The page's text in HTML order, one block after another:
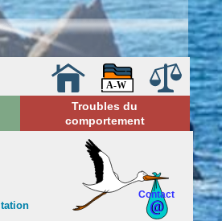
Troubles du
comportement
Contact